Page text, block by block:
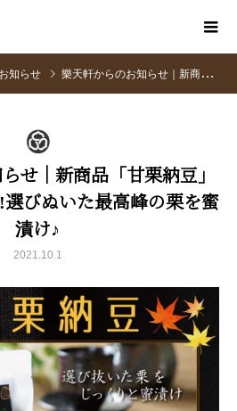
知らせ 樂天軒からのお知らせ｜新商品「甘栗納豆」の販売がスタート!選びぬいた最高峰の栗を蜜漬け♪
せ｜新商品「甘栗納豆」
びぬいた最高峰の栗を蜜
漬け♪
2021.10.1